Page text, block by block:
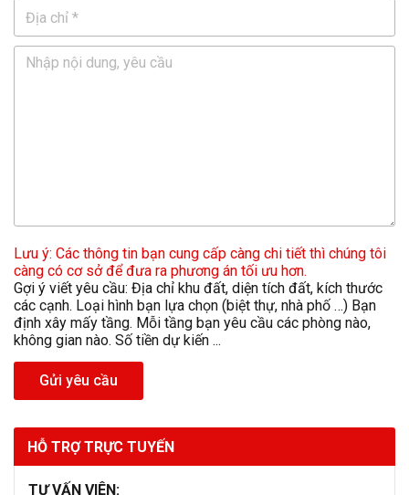
Lưu ý: Các thông tin bạn cung cấp càng chi tiết thì chúng tôi
càng có cơ sở để đưa ra phương án tối ưu hơn.
Gợi ý viết yêu cầu: Địa chỉ khu đất, diện tích đất, kích thước
các cạnh. Loại hình bạn lựa chọn (biệt thự, nhà phố …) Bạn
định xây mấy tầng. Mỗi tầng bạn yêu cầu các phòng nào,
không gian nào. Số tiền dự kiến ...
Gửi yêu cầu
HỖ TRỢ TRỰC TUYẾN
TƯ VẤN VIÊN: